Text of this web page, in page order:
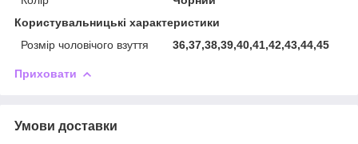
Користувальницькі характеристики
Розмір чоловічого взуття
36,37,38,39,40,41,42,43,44,45
Приховати
Умови доставки